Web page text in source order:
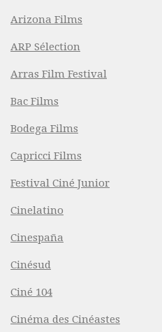
Arizona Films
ARP Sélection
Arras Film Festival
Bac Films
Bodega Films
Capricci Films
Festival Ciné Junior
Cinelatino
Cinespaña
Cinésud
Ciné 104
Cinéma des Cinéastes